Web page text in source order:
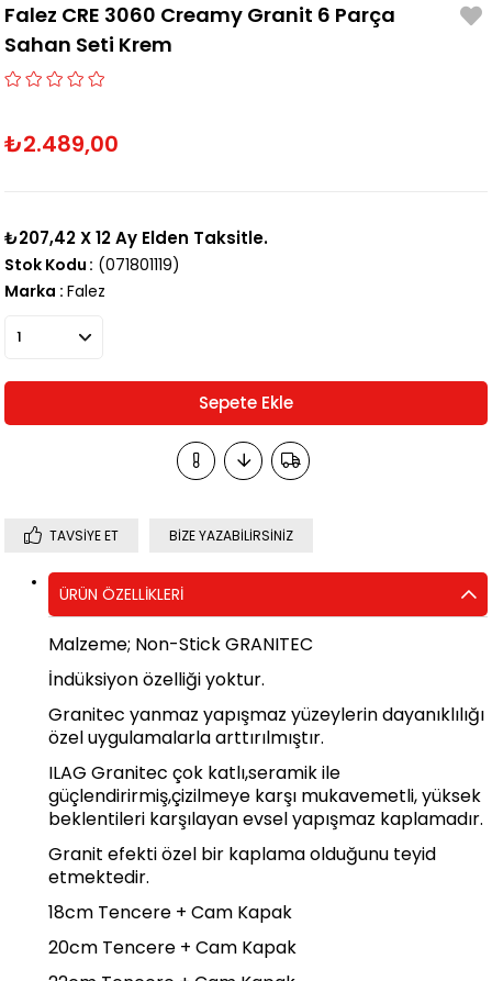
Falez CRE 3060 Creamy Granit 6 Parça
Sahan Seti Krem
₺2.489,00
₺207,42 X 12 Ay Elden Taksitle.
(071801119)
Stok Kodu
Marka : Falez
TAVSIYE ET BIZE YAZABILIRSINIZ
ÜRÜN ÖZELLIKLERI
Malzeme; Non-Stick GRANITEC
İndüksiyon özelliği yoktur.
Granitec yanmaz yapışmaz yüzeylerin dayanıklılığı
özel uygulamalarla arttırılmıştır.
ILAG Granitec çok katlı,seramik ile
güçlendirirmiş,çizilmeye karşı mukavemetli, yüksek
beklentileri karşılayan evsel yapışmaz kaplamadır.
Granit efekti özel bir kaplama olduğunu teyid
etmektedir.
18cm Tencere + Cam Kapak
20cm Tencere + Cam Kapak